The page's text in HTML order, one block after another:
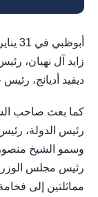
زايد آل نهيان،
ديفيد أديانج،
كما بعث صاحب
رئيس الدولة،
وسمو الشيخ منصور
رئيس مجلس
مماثلتين إلى